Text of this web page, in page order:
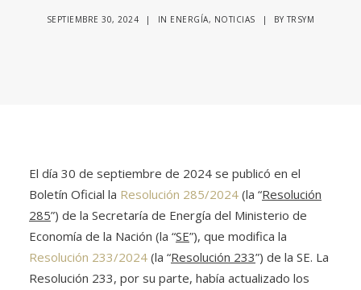
SEPTIEMBRE 30, 2024 | IN ENERGÍA, NOTICIAS | BYTRSYM
El día 30 de septiembre de 2024 se publicó en el
Boletín Oficial la Resolución 285/2024 (la “Resolución
285”) de la Secretaría de Energía del Ministerio de
Economía de la Nación (la “SE”), que modifica la
Resolución 233/2024 (la “Resolución 233”) de la SE. La
Resolución 233, por su parte, había actualizado los